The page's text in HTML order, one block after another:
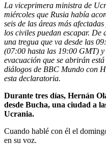
La viceprimera ministra de
miércoles que Rusia había
seis de las áreas más
los civiles puedan escapar. De
una tregua que va desde las
(07:00 hasta las 19:00 GMT)
evacuación que se abrirán
diálogos de BBC Mundo con
esta declaratoria.
Durante tres días, Hernán
desde Bucha, una ciudad a
Ucrania.
Cuando hablé con él el
en su voz.